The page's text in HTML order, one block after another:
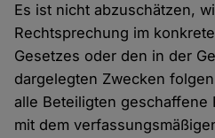
Es ist nicht abzuschätzen,
Rechtsprechung im
Gesetzes oder den in der
dargelegten Zwecken
alle Beteiligten geschaffene
mit dem